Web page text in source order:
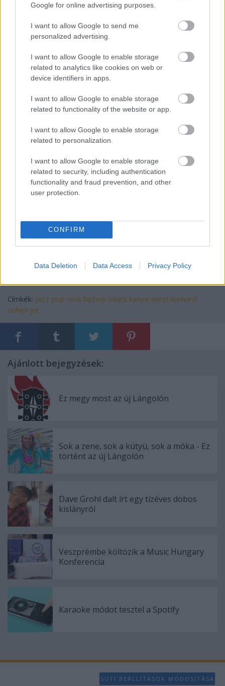
Google for online advertising purposes.
I want to allow Google to send me
personalized advertising.
I want to allow Google to enable storage
related to analytics like cookies on web or
device identifiers in apps.
I want to allow Google to enable storage
related to functionality of the website or app.
I want to allow Google to enable storage
related to personalization.
I want to allow Google to enable storage
related to security, including authentication
functionality and fraud prevention, and other
user protection.
CONFIRM
Data Deletion Data Access Privacy Policy
2015. márczius 15.
(Csokonai Vitéz László fordítása)
Címkék: jazz pop rock hiphop blues kanye west leonard
cohen ye
Ajánlott bejegyzések:
Ez megy most az új Lángolón
Sok a zene, sok a kütyü, sok a móka - Ez
történt az új Lángolón
Dave Grohl dalt írt egy tízéves dobos
kislányról
Veszprémbe költözik a Music Hungary
Konferencia
Karaoke módot tesztel a Spotify
SÜTI BEÁLLÍTÁSOK MÓDOSÍTÁSA